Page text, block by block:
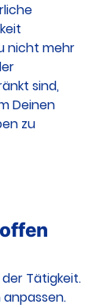
nicht mehr
sind,
Deinen
zu
Tätigkeit.
anpassen.